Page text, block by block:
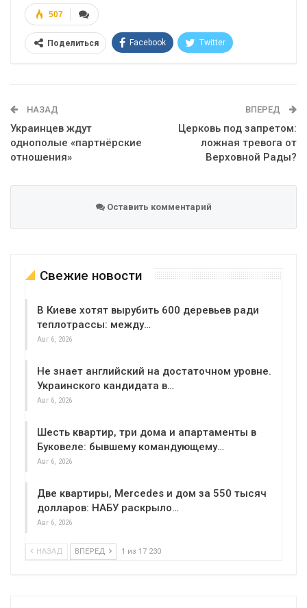
507
Поделиться Facebook Twitter
НАЗАД
Украинцев ждут
однополые «партнёрские
отношения»
ВПЕРЕД
Церковь под запретом:
ложная тревога от
Верховной Рады?
Оставить комментарий
Свежие новости
В Киеве хотят вырубить 600 деревьев ради
теплотрассы: между…
Авг 6, 2026
Не знает английский на достаточном уровне.
Украинского кандидата в…
Авг 6, 2026
Шесть квартир, три дома и апартаменты в
Буковеле: бывшему командующему…
Авг 6, 2026
Две квартиры, Mercedes и дом за 550 тысяч
долларов: НАБУ раскрыло…
Авг 6, 2026
НАЗАД ВПЕРЕД 1 из 17 230